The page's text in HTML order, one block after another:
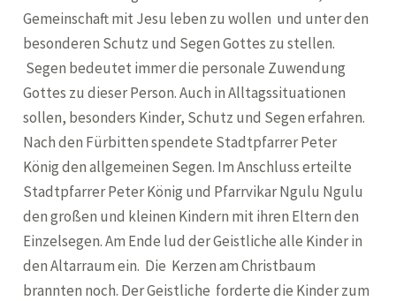
Gemeinschaft mit Jesu leben zu wollen und unter den
besonderen Schutz und Segen Gottes zu stellen.
Segen bedeutet immer die personale Zuwendung
Gottes zu dieser Person. Auch in Alltagssituationen
sollen, besonders Kinder, Schutz und Segen erfahren.
Nach den Fürbitten spendete Stadtpfarrer Peter
König den allgemeinen Segen. Im Anschluss erteilte
Stadtpfarrer Peter König und Pfarrvikar Ngulu Ngulu
den großen und kleinen Kindern mit ihren Eltern den
Einzelsegen. Am Ende lud der Geistliche alle Kinder in
den Altarraum ein. Die Kerzen am Christbaum
brannten noch. Der Geistliche forderte die Kinder zum